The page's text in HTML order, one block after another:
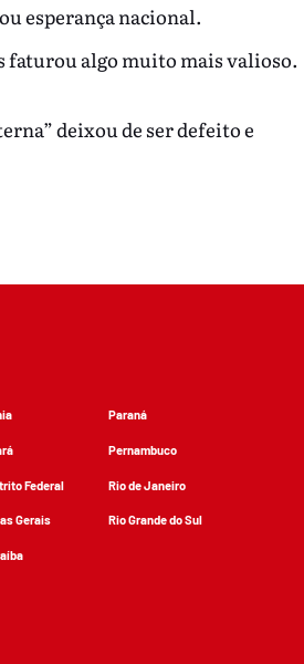
esperança nacional.
faturou algo muito mais valioso.
deixou de ser defeito e
Federal
Gerais
Paraná
Pernambuco
Rio de Janeiro
Rio Grande do Sul